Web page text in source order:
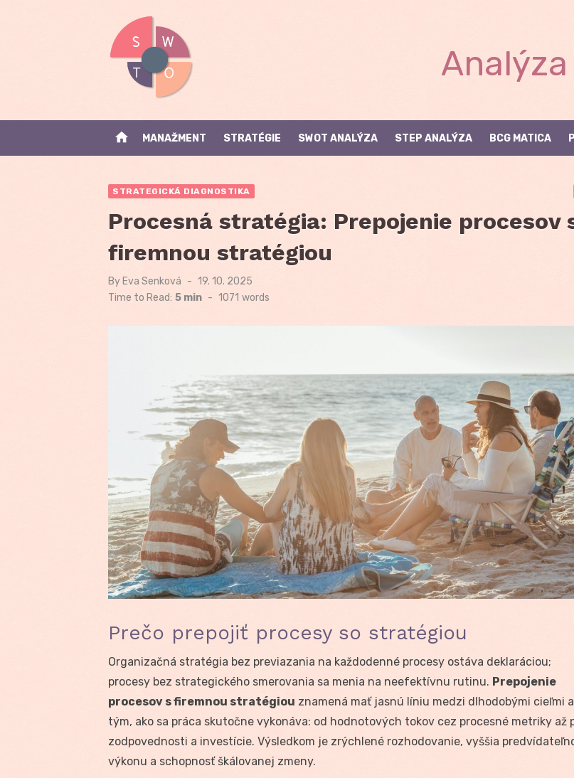
Analýza
home MANAŽMENT STRATÉGIE SWOT ANALÝZA STEP ANALÝZA BCG MATICA
STRATEGICKÁ DIAGNOSTIKA
Procesná stratégia: Prepojenie procesov
firemnou stratégiou
ByEva Senková
Posted
on
19. 10. 2025
Time to Read: 5 min - 1071 words
Prečo prepojiť procesy so stratégiou
Organizačná stratégia bez previazania na každodenné procesy ostáva deklaráciou;
procesy bez strategického smerovania sa menia na neefektívnu rutinu. Prepojenie
procesov s firemnou stratégiou znamená mať jasnú líniu medzi dlhodobými cieľmi a
tým, ako sa práca skutočne vykonáva: od hodnotových tokov cez procesné metriky až
zodpovednosti a investície. Výsledkom je zrýchlené rozhodovanie, vyššia
výkonu a schopnosť škálovanej zmeny.